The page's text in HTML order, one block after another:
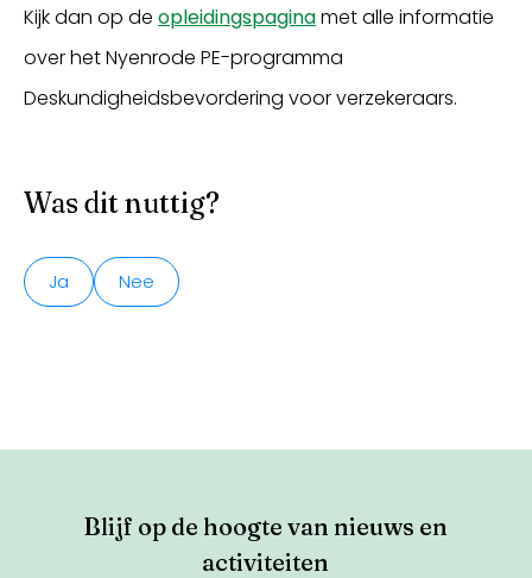
Kijk dan op de opleidingspaginamet alle informatie
over het Nyenrode PE-programma
Deskundigheidsbevordering voor verzekeraars.
Was dit nuttig?
Ja Nee
Blijf op de hoogte van nieuws en
activiteiten